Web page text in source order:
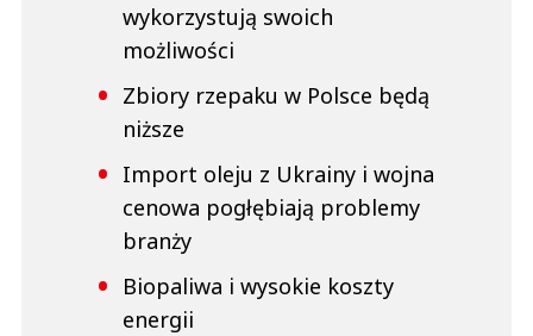
wykorzystują swoich
możliwości
Zbiory rzepaku w Polsce będą
niższe
Import oleju z Ukrainy i wojna
cenowa pogłębiają problemy
branży
Biopaliwa i wysokie koszty
energii